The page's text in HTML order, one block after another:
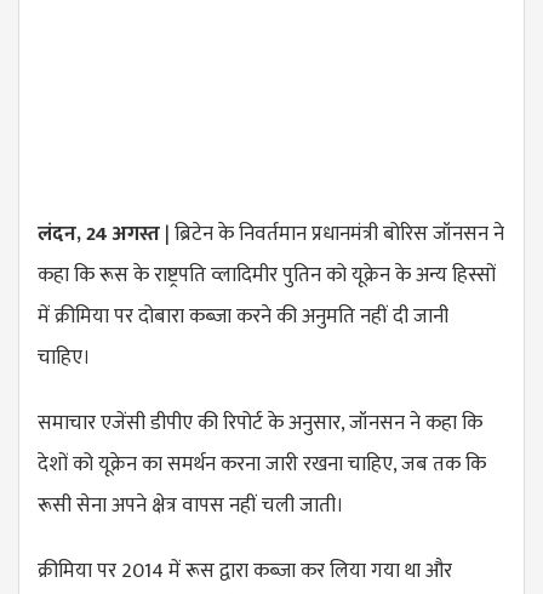
लंदन, 24 अगस्त| ब्रिटेन के निवर्तमान प्रधानमंत्री बोरिस जॉनसन ने
कहा कि रूस के राष्ट्रपति व्लादिमीर पुतिन को यूक्रेन के अन्य हिस्सों
में क्रीमिया पर दोबारा कब्जा करने की अनुमति नहीं दी जानी
चाहिए।
समाचार एजेंसी डीपीए की रिपोर्ट के अनुसार, जॉनसन ने कहा कि
देशों को यूक्रेन का समर्थन करना जारी रखना चाहिए, जब तक कि
रूसी सेना अपने क्षेत्र वापस नहीं चली जाती।
क्रीमिया पर 2014 में रूस द्वारा कब्जा कर लिया गया था और